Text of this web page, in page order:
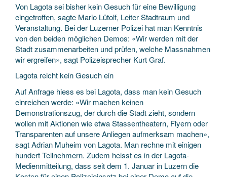
Von Lagota sei bisher kein Gesuch für eine Bewilligung
eingetroffen, sagte Mario Lütolf, Leiter Stadtraum und
Veranstaltung. Bei der Luzerner Polizei hat man Kenntnis
von den beiden möglichen Demos: «Wir werden mit der
Stadt zusammenarbeiten und prüfen, welche Massnahmen
wir ergreifen», sagt Polizeisprecher Kurt Graf.
Lagota reicht kein Gesuch ein
Auf Anfrage hiess es bei Lagota, dass man kein Gesuch
einreichen werde: «Wir machen keinen
Demonstrationszug, der durch die Stadt zieht, sondern
wollen mit Aktionen wie etwa Stassentheatern, Flyern oder
Transparenten auf unsere Anliegen aufmerksam machen»,
sagt Adrian Muheim von Lagota. Man rechne mit einigen
hundert Teilnehmern. Zudem heisst es in der Lagota-
Medienmitteilung, dass seit dem 1. Januar in Luzern die